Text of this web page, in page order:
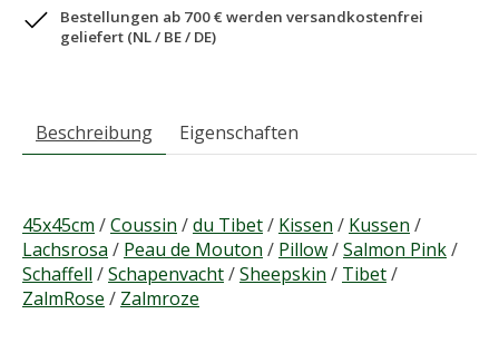
Bestellungen ab 700 € werden versandkostenfrei
geliefert (NL / BE / DE)
Beschreibung Eigenschaften
45x45cm /Coussin /du Tibet/ Kissen / Kussen /
Lachsrosa / Peau de Mouton / Pillow/Salmon Pink/
Schaffell /Schapenvacht/Sheepskin / Tibet/
ZalmRose / Zalmroze